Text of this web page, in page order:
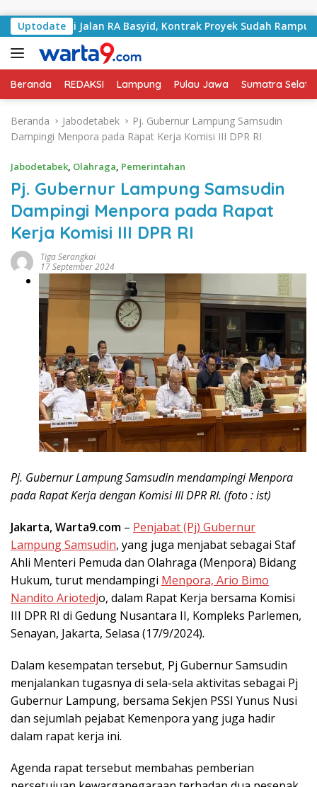
Uptodate
Jalan RA Basyid, Kontrak Proyek Sudah Rampung
Beranda REDAKSI Lampung Pulau Jawa Sumatra
Beranda Jabodetabek
Pj. Gubernur Lampung Samsudin
Dampingi Menpora pada Rapat Kerja Komisi III DPR RI
Jabodetabek, Olahraga, Pemerintahan
Pj. Gubernur Lampung Samsudin
Dampingi Menpora pada Rapat
Kerja Komisi III DPR RI
Tiga Serangkai
17 September 2024
Pj. Gubernur Lampung Samsudin mendampingi Menpora
pada Rapat Kerja dengan Komisi III DPR RI. (foto : ist)
Jakarta, Warta9.com – Penjabat (Pj) Gubernur
Lampung Samsudin, yang juga menjabat sebagai Staf
Ahli Menteri Pemuda dan Olahraga (Menpora) Bidang
Hukum, turut mendampingi Menpora, Ario Bimo
Nandito Ariotedjo, dalam Rapat Kerja bersama Komisi
III DPR RI di Gedung Nusantara II, Kompleks Parlemen,
Senayan, Jakarta, Selasa (17/9/2024).
Dalam kesempatan tersebut, Pj Gubernur Samsudin
menjalankan tugasnya di sela-sela aktivitas sebagai Pj
Gubernur Lampung, bersama Sekjen PSSI Yunus Nusi
dan sejumlah pejabat Kemenpora yang juga hadir
dalam rapat kerja ini.
Agenda rapat tersebut membahas pemberian